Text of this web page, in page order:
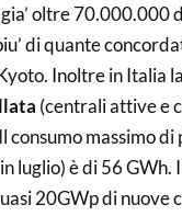
oltre 70.000.000
di quante
Inoltre in Italia la
(centrali attive e
consumo massimo di
luglio) è di 56 GWh.
20GWp di nuove